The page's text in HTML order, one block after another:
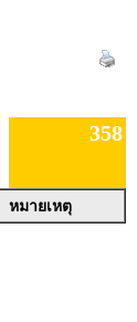
358
หมายเหตุ